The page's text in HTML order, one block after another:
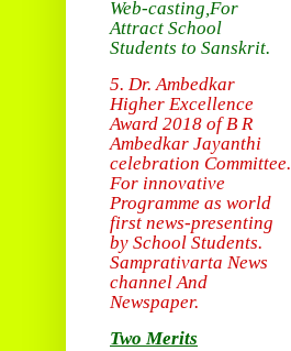
Web-casting,For
Attract School
Students to Sanskrit.
5. Dr. Ambedkar
Higher Excellence
Award 2018 of B R
Ambedkar Jayanthi
celebration Committee.
For innovative
Programme as world
first news-presenting
by School Students.
Samprativarta News
channel And
Newspaper.
Two Merits